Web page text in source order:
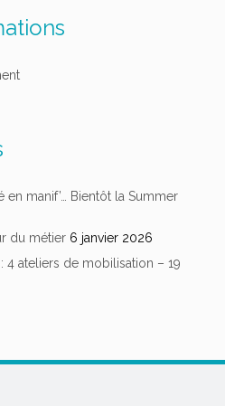
en manif’… Bientôt la Summer
du métier 6 janvier 2026
4 ateliers de mobilisation – 19